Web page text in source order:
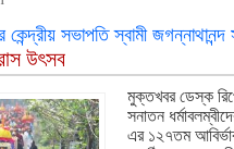
সভাপতি স্বামী
উৎসব
মুক্তখবর ডেস্ক
সনাতন
এর ১২৭তম